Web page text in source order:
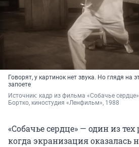
Говорят, у картинок нет звука. Но глядя на
запоете
Источник: кадр из фильма «Собачье
Бортко, киностудия «Ленфильм», 1988
«Собачье сердце» — один из тех
когда экранизация оказалась